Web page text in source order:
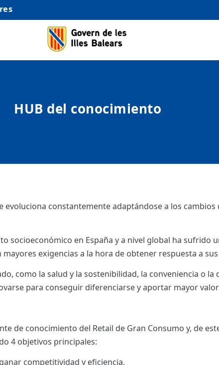
HUB del conocimiento
constantemente adaptándose a los cambios
socioeconómico en España y a nivel global ha sufrido
exigencias a la hora de obtener respuesta a
como la salud y la sostenibilidad, la conveniencia o
para conseguir diferenciarse y aportar mayor
de conocimiento del Retail de Gran Consumo y, de
4 objetivos principales:
competitividad y eficiencia.